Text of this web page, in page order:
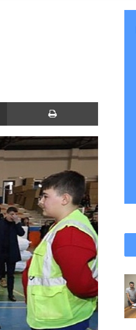
E-Posta ile paylaş Yazdır